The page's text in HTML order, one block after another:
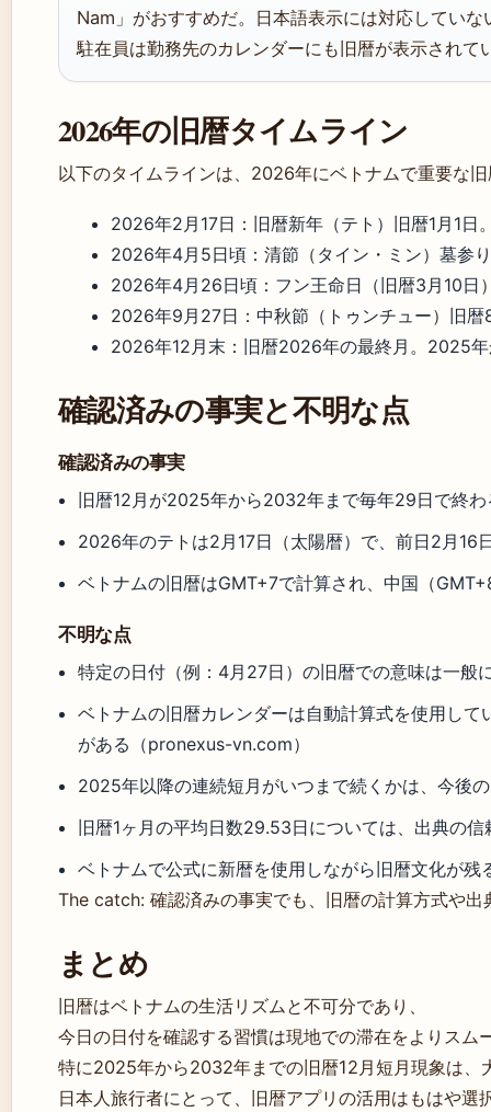
Nam」がおすすめだ。日本語表示には対応してい
駐在員は勤務先のカレンダーにも旧暦が表示されて
2026年の旧暦タイムライン
以下のタイムラインは、2026年にベトナムで重要な
2026年2月17日 ：旧暦新年（テト）旧暦1月1
2026年4月5日頃 ：清節（タイン・ミン）墓
2026年4月26日頃 ：フン王命日（旧暦3月10
2026年9月27日 ：中秋節（トゥンチュー）旧
2026年12月末 ：旧暦2026年の最終月。2025
確認済みの事実と不明な点
確認済みの事実
旧暦12月が2025年から2032年まで毎年29日で終
2026年のテトは2月17日（太陽暦）で、前日2月
ベトナムの旧暦はGMT+7で計算され、中国（
不明な点
特定の日付（例：4月27日）の旧暦での意味は一
ベトナムの旧暦カレンダーは自動計算式を使用し
がある（pronexus-vn.com）
2025年以降の連続短月がいつまで続くかは、今後
旧暦1ヶ月の平均日数29.53日については、出典の
ベトナムで公式に新暦を使用しながら旧暦文化が
The catch: 確認済みの事実でも、旧暦の計算方式や
まとめ
旧暦はベトナムの生活リズムと不可分であり、
今日の日付を確認する習慣は現地での滞在をよりスム
特に2025年から2032年までの旧暦12月短月現象は、
日本人旅行者にとって、旧暦アプリの活用はもはや選